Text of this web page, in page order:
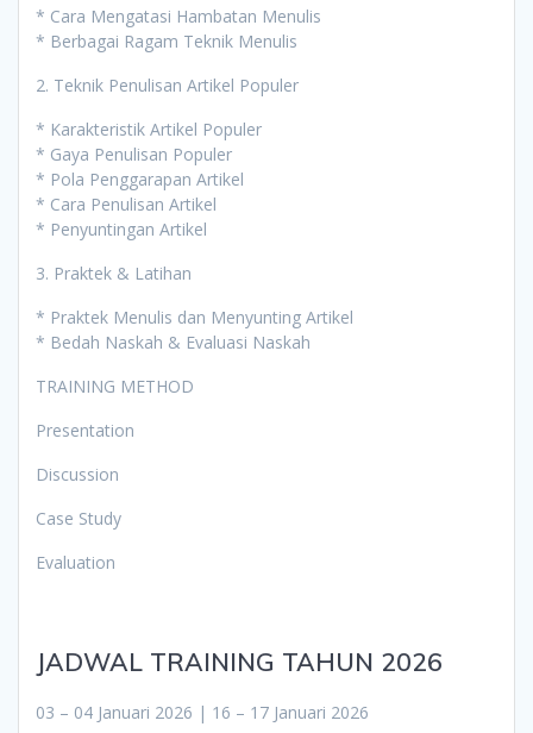
* Cara Mengatasi Hambatan Menulis
* Berbagai Ragam Teknik Menulis
2. Teknik Penulisan Artikel Populer
* Karakteristik Artikel Populer
* Gaya Penulisan Populer
* Pola Penggarapan Artikel
* Cara Penulisan Artikel
* Penyuntingan Artikel
3. Praktek & Latihan
* Praktek Menulis dan Menyunting Artikel
* Bedah Naskah & Evaluasi Naskah
TRAINING METHOD
Presentation
Discussion
Case Study
Evaluation
JADWAL TRAINING TAHUN 2026
03 – 04 Januari 2026 | 16 – 17 Januari 2026